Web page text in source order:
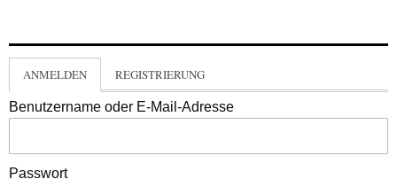
ANMELDEN REGISTRIERUNG
Benutzername oder E-Mail-Adresse
Passwort